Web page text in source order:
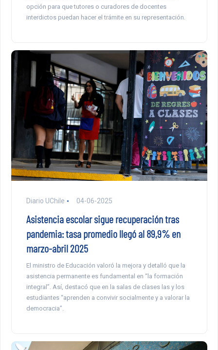
opción para que tutores o curadores de docentes
interdictos puedan hacer el trámite en su representación.
Diario UChile 04-06-2025
Asistencia escolar sigue recuperación tras
pandemia: tasa promedio llegó al 89,9% en
marzo-abril 2025
El ministro de Educación valoró la mejora y detalló que la
asistencia permanente es fundamental en “la formación
integral”. Así, destacó que en la salas de clases las y los
estudiantes “aprenden a convivir socialmente y a valorar la
democracia”.